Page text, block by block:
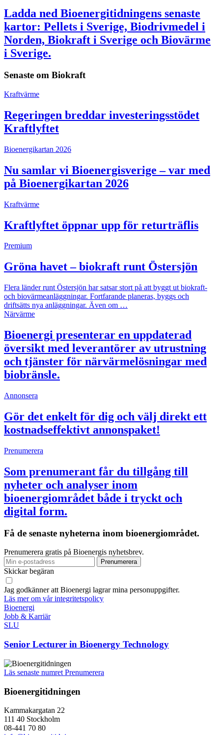
Ladda ned Bioenergitidningens senaste
kartor: Pellets i Sverige, Biodrivmedel i
Norden, Biokraft i Sverige och Biovärme
i Sverige.
Senaste om Biokraft
Kraftvärme
Regeringen breddar investeringsstödet
Kraftlyftet
Bioenergikartan 2026
Nu samlar vi Bioenergisverige – var med
på Bioenergikartan 2026
Kraftvärme
Kraftlyftet öppnar upp för returträflis
Premium
Gröna havet – biokraft runt Östersjön
Flera länder runt Östersjön har satsar stort på att byggt ut biokraft-
och biovärmeanläggningar. Fortfarande planeras, byggs och
driftsätts nya anläggningar. Även om …
Närvärme
Bioenergi presenterar en uppdaterad
översikt med leverantörer av utrustning
och tjänster för närvärmelösningar med
biobränsle.
Annonsera
Gör det enkelt för dig och välj direkt ett
kostnadseffektivt annonspaket!
Prenumerera
Som prenumerant får du tillgång till
nyheter och analyser inom
bioenergiområdet både i tryckt och
digital form.
Få de senaste nyheterna inom bioenergiområdet.
Prenumerera gratis på Bioenergis nyhetsbrev.
Skickar begäran
Jag godkänner att Bioenergi lagrar mina personuppgifter.
Läs mer om vår integritetspolicy
Bioenergi
Jobb & Karriär
SLU
Senior Lecturer in Bioenergy Technology
Läs senaste numret Prenumerera
Bioenergitidningen
Kammakargatan 22
111 40 Stockholm
08-441 70 80